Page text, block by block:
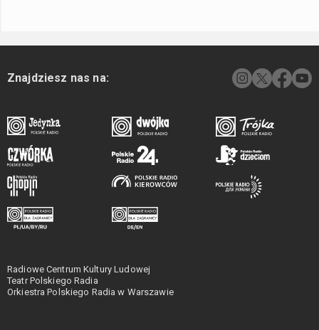
Znajdziesz nas na:
Radiowe Centrum Kultury Ludowej
Teatr Polskiego Radia
Orkiestra Polskiego Radia w Warszawie